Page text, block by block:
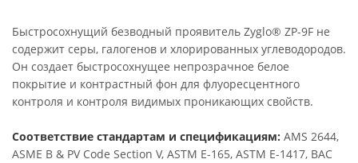
Быстросохнущий безводный проявитель Zyglo® ZP-9F не
содержит серы, галогенов и хлорированных углеводородов.
Он создает быстросохнущее непрозрачное белое
покрытие и контрастный фон для флуоресцентного
контроля и контроля видимых проникающих свойств.
Соответствие стандартам и спецификациям: AMS 2644,
ASME B & PV Code Section V, ASTM E-165, ASTM E-1417, BAC